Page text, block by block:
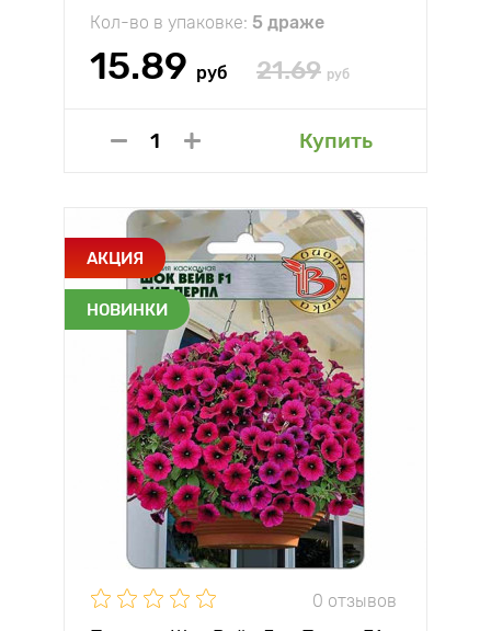
Кол-во в упаковке: 5 драже
15.89 руб 21.69 руб
Купить
АКЦИЯ
НОВИНКИ
0 отзывов